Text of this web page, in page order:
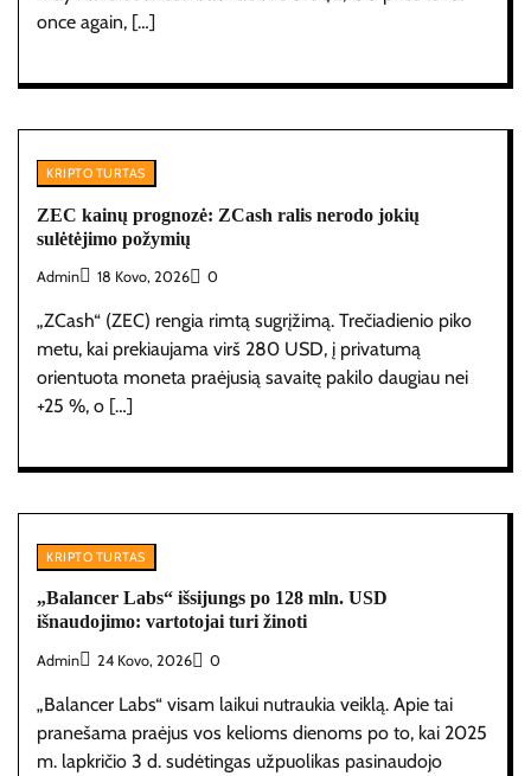
once again, […]
KRIPTO TURTAS
ZEC kainų prognozė: ZCash ralis nerodo jokių
sulėtėjimo požymių
Admin 18 Kovo, 2026 0
„ZCash“ (ZEC) rengia rimtą sugrįžimą. Trečiadienio piko
metu, kai prekiaujama virš 280 USD, į privatumą
orientuota moneta praėjusią savaitę pakilo daugiau nei
+25 %, o […]
KRIPTO TURTAS
„Balancer Labs“ išsijungs po 128 mln. USD
išnaudojimo: vartotojai turi žinoti
Admin 24 Kovo, 2026 0
„Balancer Labs“ visam laikui nutraukia veiklą. Apie tai
pranešama praėjus vos kelioms dienoms po to, kai 2025
m. lapkričio 3 d. sudėtingas užpuolikas pasinaudojo